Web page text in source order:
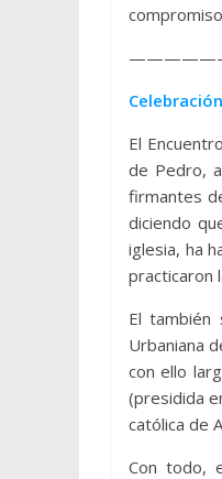
El
de Pedro,
firmantes
diciendo
iglesia, ha
practicaron
El también
Urbaniana
con ello
(presidida
católica de
Con todo,